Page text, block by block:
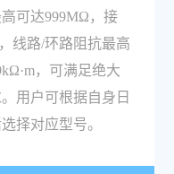
可达999MΩ，接
线路/环路阻抗最高
，可满足绝大
用户可根据自身日
择对应型号。